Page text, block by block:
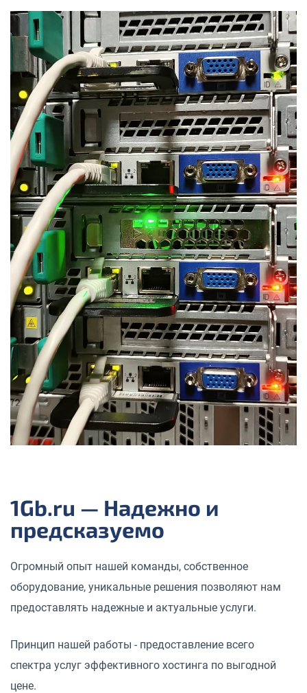
1Gb.ru — Надежно и
предсказуемо
Огромный опыт нашей команды, собственное
оборудование, уникальные решения позволяют нам
предоставлять надежные и актуальные услуги.
Принцип нашей работы - предоставление всего
спектра услуг эффективного хостинга по выгодной
цене.